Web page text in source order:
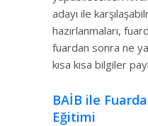
adayı ile
hazırlanmaları,
fuardan sonra ne
kısa kısa bilgiler
BAİB ile
Eğitimi